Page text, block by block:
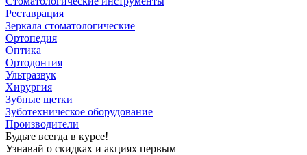
Реставрация
Зеркала стоматологические
Ортопедия
Оптика
Ортодонтия
Ультразвук
Хирургия
Зубные щетки
Зуботехническое оборудование
Производители
Будьте всегда в курсе!
Узнавай о скидках и акциях первым